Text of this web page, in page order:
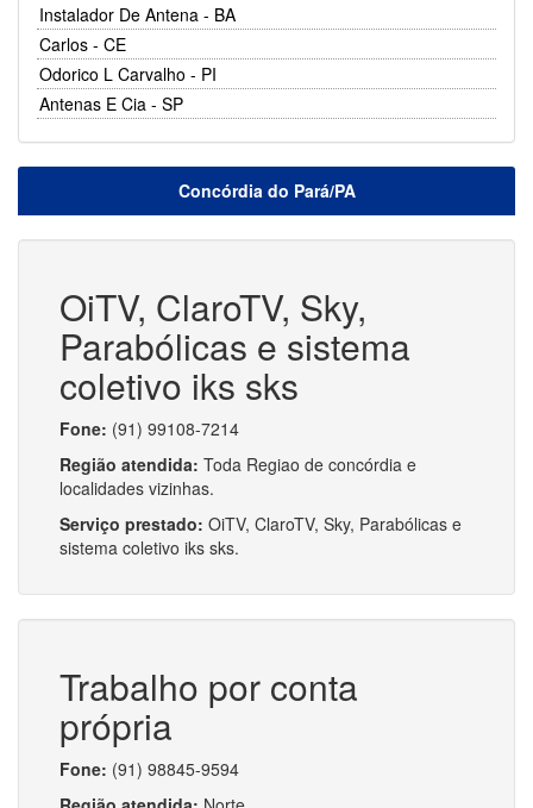
Instalador De Antena - BA
Carlos - CE
Odorico L Carvalho - PI
Antenas E Cia - SP
Concórdia do Pará/PA
OiTV, ClaroTV, Sky,
Parabólicas e sistema
coletivo iks sks
Fone: (91) 99108-7214
Região atendida: Toda Regiao de concórdia e
localidades vizinhas.
Serviço prestado: OiTV, ClaroTV, Sky, Parabólicas e
sistema coletivo iks sks.
Trabalho por conta
própria
Fone: (91) 98845-9594